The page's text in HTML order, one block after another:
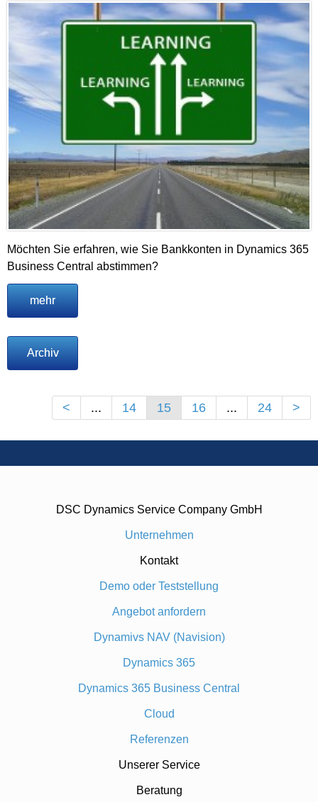
Möchten Sie erfahren, wie Sie Bankkonten in Dynamics 365
Business Central abstimmen?
mehr
Archiv
< ... 14 15 16 ... 24 >
DSC Dynamics Service Company GmbH
Unternehmen
Kontakt
Demo oder Teststellung
Angebot anfordern
Dynamivs NAV (Navision)
Dynamics 365
Dynamics 365 Business Central
Cloud
Referenzen
Unserer Service
Beratung